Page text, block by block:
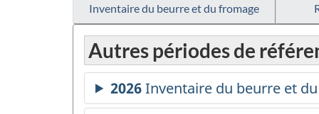
Inventaire du beurre et du fromage
Autres périodes de